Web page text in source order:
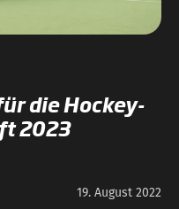
die Hockey-
2023
19. August 2022